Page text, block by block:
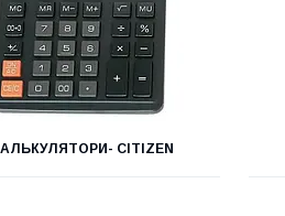
CITIZEN